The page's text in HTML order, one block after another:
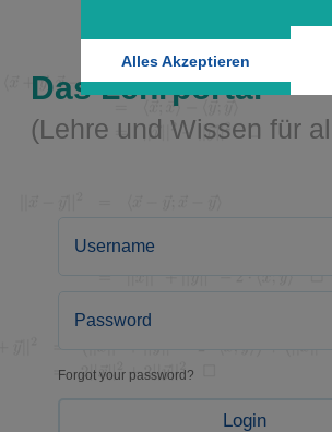
Alles Akzeptieren
Das Lehrportal
(Lehre und Wissen für
Forgot your password?
Login